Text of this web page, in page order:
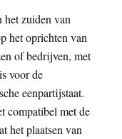
zuiden van
het oprichten van
of bedrijven, met
voor de
eenpartijstaat.
compatibel met de
het plaatsen van